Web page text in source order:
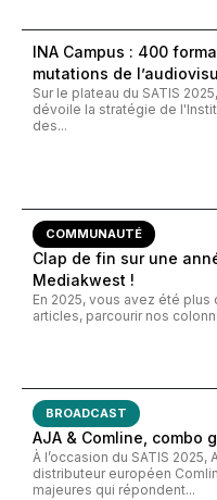
INA Campus : 400
mutations de
Sur le plateau du SATIS
dévoile la stratégie de
des...
COMMUNAUTÉ
Clap de fin sur une
Mediakwest !
En 2025, vous avez été
articles, parcourir nos
BROADCAST
AJA & Comline, combo
À l’occasion du SATIS
distributeur européen
majeures qui répondent...